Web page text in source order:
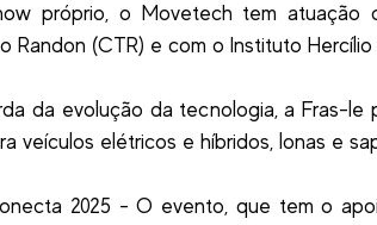
próprio, o Movetech tem atuação
Randon (CTR) e com o Instituto Hercílio
da evolução da tecnologia, a Fras-le
veículos elétricos e híbridos, lonas e
2025 - O evento, que tem o